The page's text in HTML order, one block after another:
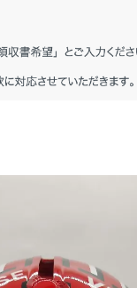
品質の良さも気に